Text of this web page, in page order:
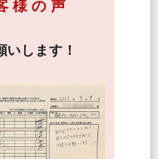
様の声
いします！